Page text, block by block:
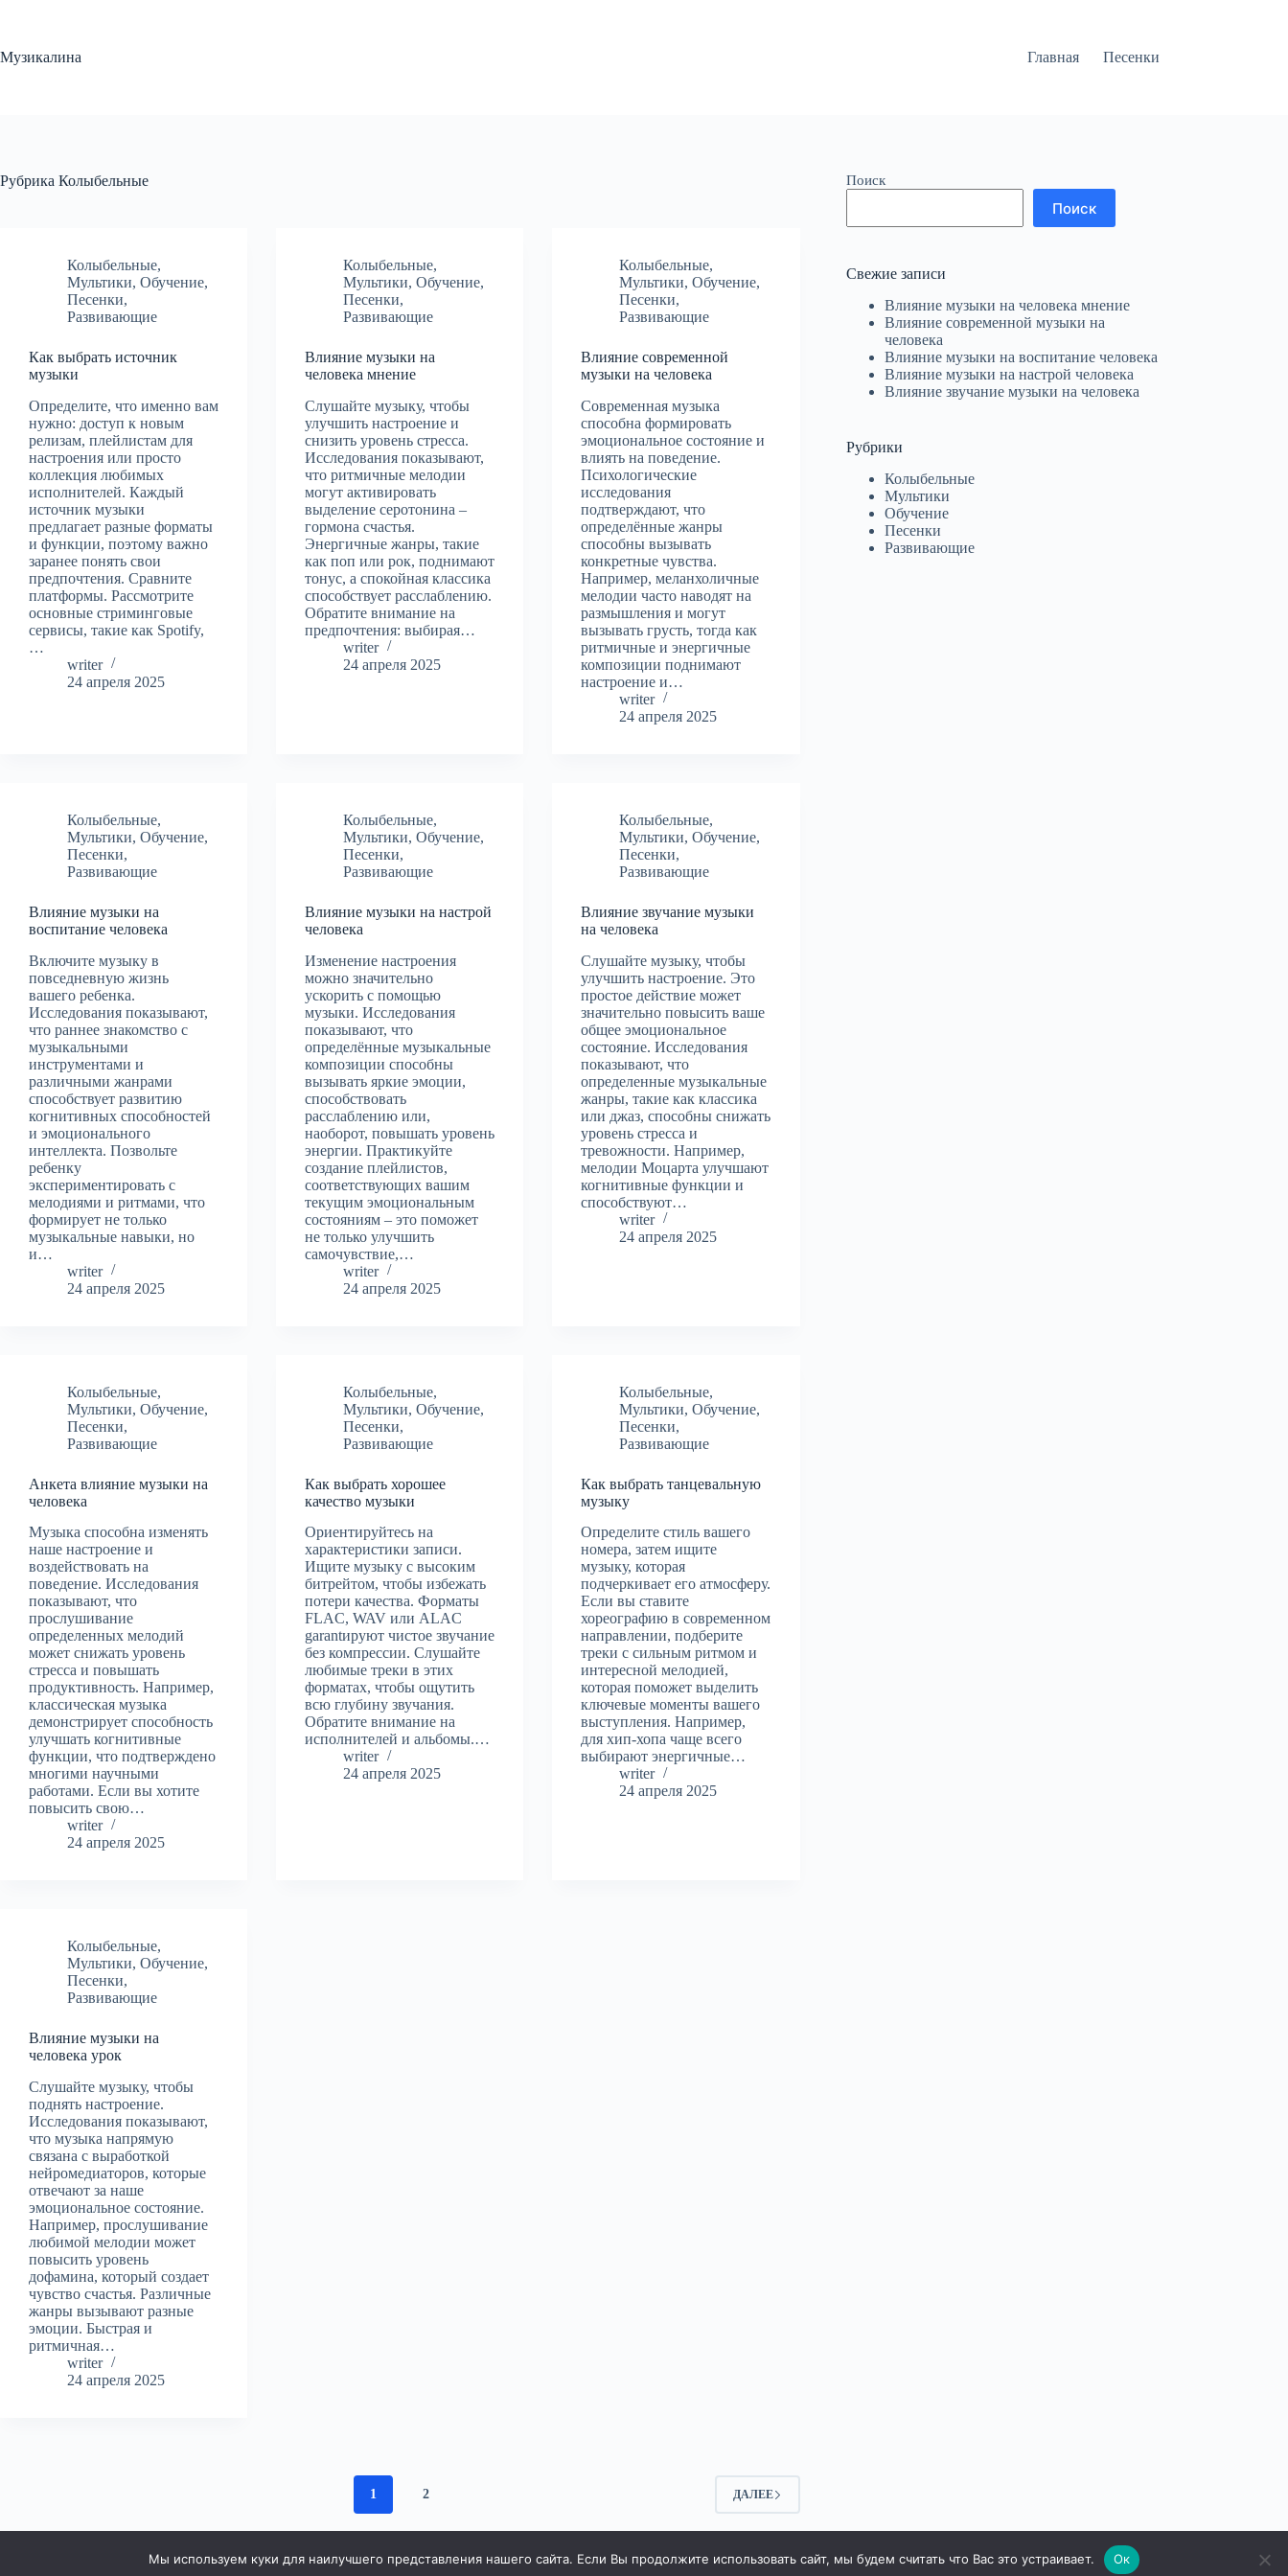
Музикалина
Главная Песенки
Рубрика Колыбельные
Колыбельные,
Мультики, Обучение,
Песенки,
Развивающие
Как выбрать источник
музыки
Определите, что именно вам
нужно: доступ к новым
релизам, плейлистам для
настроения или просто
коллекция любимых
исполнителей. Каждый
источник музыки
предлагает разные форматы
и функции, поэтому важно
заранее понять свои
предпочтения. Сравните
платформы. Рассмотрите
основные стриминговые
сервисы, такие как Spotify,
…
writer
24 апреля 2025
Колыбельные,
Мультики,Обучение,
Песенки,
Развивающие
Влияние музыки на
человека мнение
Слушайте музыку, чтобы
улучшить настроение и
снизить уровень стресса.
Исследования показывают,
что ритмичные мелодии
могут активировать
выделение серотонина –
гормона счастья.
Энергичные жанры, такие
как поп или рок, поднимают
тонус, а спокойная классика
способствует расслаблению.
Обратите внимание на
предпочтения: выбирая…
writer
24 апреля 2025
Колыбельные,
Мультики,Обучение,
Песенки,
Развивающие
Влияние современной
музыки на человека
Современная музыка
способна формировать
эмоциональное состояние и
влиять на поведение.
Психологические
исследования
подтверждают, что
определённые жанры
способны вызывать
конкретные чувства.
Например, меланхоличные
мелодии часто наводят на
размышления и могут
вызывать грусть, тогда как
ритмичные и энергичные
композиции поднимают
настроение и…
writer
24 апреля 2025
Колыбельные,
Мультики, Обучение,
Песенки,
Развивающие
Влияние музыки на
воспитание человека
Включите музыку в
повседневную жизнь
вашего ребенка.
Исследования показывают,
что раннее знакомство с
музыкальными
инструментами и
различными жанрами
способствует развитию
когнитивных способностей
и эмоционального
интеллекта. Позвольте
ребенку
экспериментировать с
мелодиями и ритмами, что
формирует не только
музыкальные навыки, но
и…
writer
24 апреля 2025
Колыбельные,
Мультики,Обучение,
Песенки,
Развивающие
Влияние музыки на настрой
человека
Изменение настроения
можно значительно
ускорить с помощью
музыки. Исследования
показывают, что
определённые музыкальные
композиции способны
вызывать яркие эмоции,
способствовать
расслаблению или,
наоборот, повышать уровень
энергии. Практикуйте
создание плейлистов,
соответствующих вашим
текущим эмоциональным
состояниям – это поможет
не только улучшить
самочувствие,…
writer
24 апреля 2025
Колыбельные,
Мультики,Обучение,
Песенки,
Развивающие
Влияние звучание музыки
на человека
Слушайте музыку, чтобы
улучшить настроение. Это
простое действие может
значительно повысить ваше
общее эмоциональное
состояние. Исследования
показывают, что
определенные музыкальные
жанры, такие как классика
или джаз, способны снижать
уровень стресса и
тревожности. Например,
мелодии Моцарта улучшают
когнитивные функции и
способствуют…
writer
24 апреля 2025
Колыбельные,
Мультики, Обучение,
Песенки,
Развивающие
Анкета влияние музыки на
человека
Музыка способна изменять
наше настроение и
воздействовать на
поведение. Исследования
показывают, что
прослушивание
определенных мелодий
может снижать уровень
стресса и повышать
продуктивность. Например,
классическая музыка
демонстрирует способность
улучшать когнитивные
функции, что подтверждено
многими научными
работами. Если вы хотите
повысить свою…
writer
24 апреля 2025
Колыбельные,
Мультики,Обучение,
Песенки,
Развивающие
Как выбрать хорошее
качество музыки
Ориентируйтесь на
характеристики записи.
Ищите музыку с высоким
битрейтом, чтобы избежать
потери качества. Форматы
FLAC, WAV или ALAC
garantируют чистое звучание
без компрессии. Слушайте
любимые треки в этих
форматах, чтобы ощутить
всю глубину звучания.
Обратите внимание на
исполнителей и альбомы.…
writer
24 апреля 2025
Колыбельные,
Мультики,Обучение,
Песенки,
Развивающие
Как выбрать танцевальную
музыку
Определите стиль вашего
номера, затем ищите
музыку, которая
подчеркивает его атмосферу.
Если вы ставите
хореографию в современном
направлении, подберите
треки с сильным ритмом и
интересной мелодией,
которая поможет выделить
ключевые моменты вашего
выступления. Например,
для хип-хопа чаще всего
выбирают энергичные…
writer
24 апреля 2025
Колыбельные,
Мультики, Обучение,
Песенки,
Развивающие
Влияние музыки на
человека урок
Слушайте музыку, чтобы
поднять настроение.
Исследования показывают,
что музыка напрямую
связана с выработкой
нейромедиаторов, которые
отвечают за наше
эмоциональное состояние.
Например, прослушивание
любимой мелодии может
повысить уровень
дофамина, который создает
чувство счастья. Различные
жанры вызывают разные
эмоции. Быстрая и
ритмичная…
writer
24 апреля 2025
1 2 ДАЛЕЕ
Поиск
Поиск
Свежие записи
Влияние музыки на человека мнение
Влияние современной музыки на
человека
Влияние музыки на воспитание человека
Влияние музыки на настрой человека
Влияние звучание музыки на человека
Рубрики
Колыбельные
Мультики
Обучение
Песенки
Развивающие
Мы используем куки для наилучшего представления нашего сайта. Если Вы продолжите использовать сайт, мы будем считать что Вас это устраивает. Ок